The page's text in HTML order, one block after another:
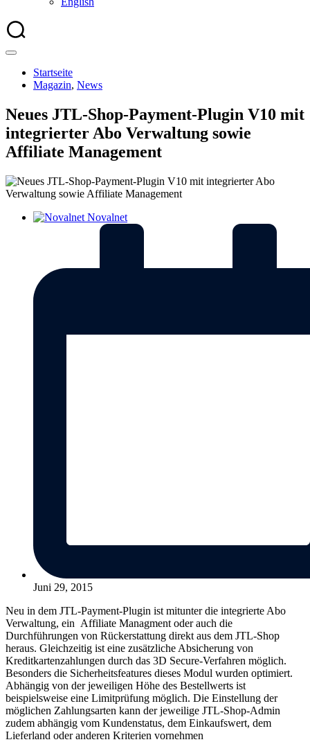
Startseite
Magazin, News
Neues JTL-Shop-Payment-Plugin V10 mit
integrierter Abo Verwaltung sowie
Affiliate Management
Novalnet
Juni 29, 2015
Neu in dem JTL-Payment-Plugin ist mitunter die integrierte Abo
Verwaltung, ein Affiliate Managment oder auch die
Durchführungen von Rückerstattung direkt aus dem JTL-Shop
heraus. Gleichzeitig ist eine zusätzliche Absicherung von
Kreditkartenzahlungen durch das 3D Secure-Verfahren möglich.
Besonders die Sicherheitsfeatures dieses Modul wurden optimiert.
Abhängig von der jeweiligen Höhe des Bestellwerts ist
beispielsweise eine Limitprüfung möglich. Die Einstellung der
möglichen Zahlungsarten kann der jeweilige JTL-Shop-Admin
zudem abhängig vom Kundenstatus, dem Einkaufswert, dem
Lieferland oder anderen Kriterien vornehmen